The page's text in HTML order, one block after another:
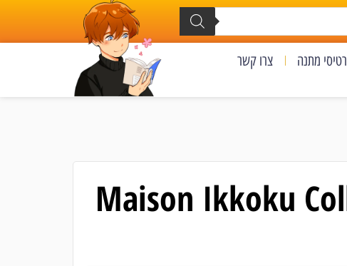
מתנה צרו קשר
Maison Ikkoku